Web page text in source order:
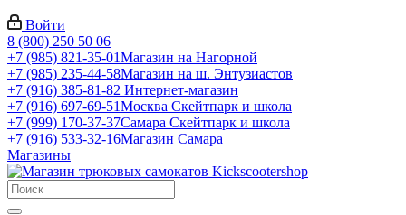
Войти
8 (800) 250 50 06
+7 (985) 821-35-01Магазин на Нагорной
+7 (985) 235-44-58Магазин на ш. Энтузиастов
+7 (916) 385-81-82 Интернет-магазин
+7 (916) 697-69-51Москва Скейтпарк и школа
+7 (999) 170-37-37Самара Скейтпарк и школа
+7 (916) 533-32-16Магазин Самара
Магазины